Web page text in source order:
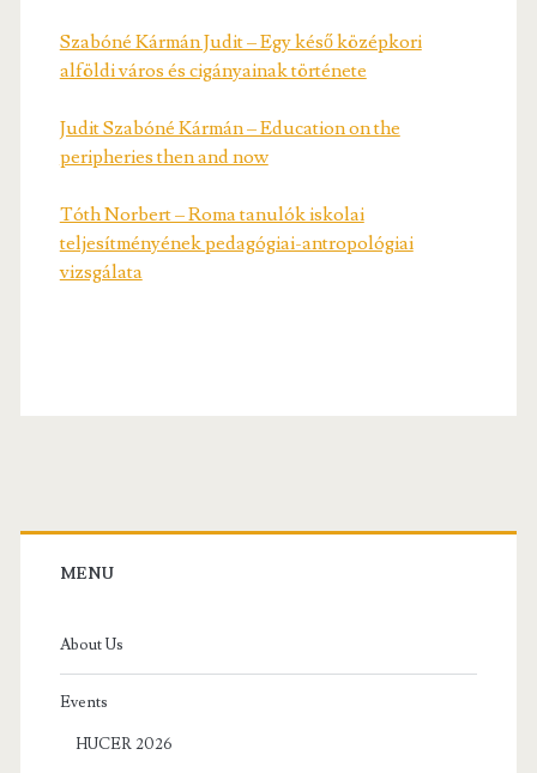
Szabóné Kármán Judit – Egy késő középkori
alföldi város és cigányainak története
Judit Szabóné Kármán – Education on the
peripheries then and now
Tóth Norbert – Roma tanulók iskolai
teljesítményének pedagógiai-antropológiai
vizsgálata
Primary
Sidebar
MENU
About Us
Events
HUCER 2026